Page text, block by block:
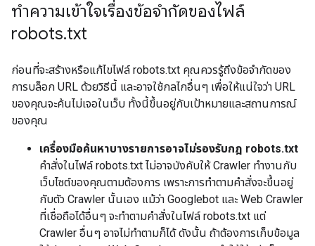
ทําความเข้าใจเรื่องข้อจํากัดของไฟล์
robots.txt
ก่อนที่จะสร้างหรือแก้ไขไฟล์ robots.txt คุณควรรู้ถึงข้อจำกัดของ
การบล็อก URL ด้วยวิธีนี้ และอาจใช้กลไกอื่นๆ เพื่อให้แน่ใจว่า URL
ของคุณจะค้นไม่เจอในเว็บ ทั้งนี้ขึ้นอยู่กับเป้าหมายและสถานการณ์
ของคุณ
เครื่องมือค้นหาบางรายการอาจไม่รองรับกฎ robots.txt
คำสั่งในไฟล์ robots.txt ไม่อาจบังคับให้ Crawler ทำงานกับ
เว็บไซต์ของคุณตามต้องการ เพราะการทำตามคำสั่งจะขึ้นอยู่
กับตัว Crawler นั้นเอง แม้ว่า Googlebot และ Web Crawler
ที่เชื่อถือได้อื่นๆ จะทำตามคำสั่งในไฟล์ robots.txt แต่
Crawler อื่นๆ อาจไม่ทำตามก็ได้ ดังนั้น ถ้าต้องการเก็บข้อมูล